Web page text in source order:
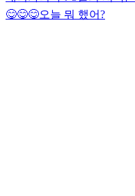
😋😋😋오늘 뭐 했어?